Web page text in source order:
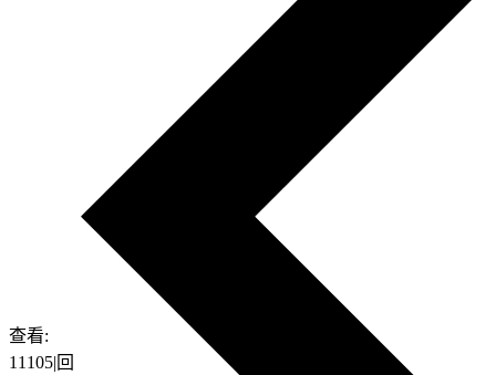
查看:
11105|回